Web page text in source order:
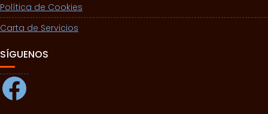
Política de Cookies
Carta de Servicios
SÍGUENOS
Facebook